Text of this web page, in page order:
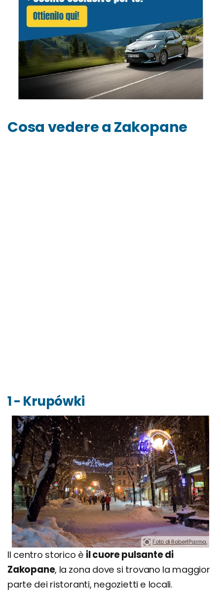
Cosa vedere a Zakopane
1 - Krupówki
Foto di RobertParma.
Il centro storico è il cuore pulsante di
Zakopane, la zona dove si trovano la maggior
parte dei ristoranti, negozietti e locali.